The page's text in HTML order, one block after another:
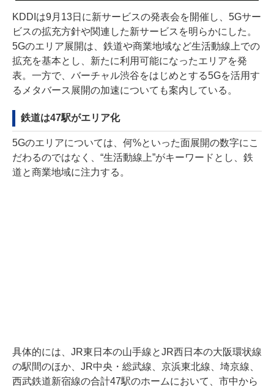
KDDIは9月13日に新サービスの発表会を開催し、5Gサー
ビスの拡充方針や関連した新サービスを明らかにした。
5Gのエリア展開は、鉄道や商業地域など生活動線上での
拡充を基本とし、新たに利用可能になったエリアを発
表。一方で、バーチャル渋谷をはじめとする5Gを活用す
るメタバース展開の加速についても案内している。
鉄道は47駅がエリア化
5Gのエリアについては、何%といった面展開の数字にこ
だわるのではなく、“生活動線上”がキーワードとし、鉄
道と商業地域に注力する。
具体的には、JR東日本の山手線とJR西日本の大阪環状線
の駅間のほか、JR中央・総武線、京浜東北線、埼京線、
西武鉄道新宿線の合計47駅のホームにおいて、市中から